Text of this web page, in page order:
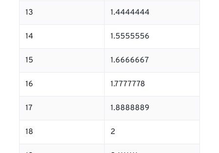
13 1.4444444
14 1.5555556
15 1.6666667
16 1.7777778
17 1.8888889
18 2